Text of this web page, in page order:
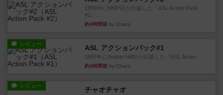
1999年にMMP社が出版した『ASL Action Pack
#2』...
約4時間前 by Chaco
レビュー ASL アクションパック#1
1997年にAvalon Hill社が出版した『ASL Action ...
約4時間前 by Chaco
レビュー チャオチャオ